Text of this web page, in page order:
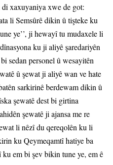
xaxuyaniya xwe de got:
li Semsûrê dikin û tişteke ku
ye’’, ji hewayî tu mudaxele li
ku ji aliyê şaredariyên
sedan personel û wesayitên
û şewat ji aliyê wan ve hate
sarkirinê berdewam dikin û
şewatê dest bi girtina
şewatê ji ajansa me re
li nêzî du qereqolên ku li
ku Qeymeqamtî hatiye ba
em bi şev bikin tune ye, em ê